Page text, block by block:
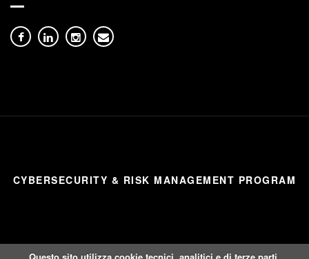
CYBERSECURITY & RISK MANAGEMENT PROGRAM
Questo sito utilizza cookie tecnici, analitici e di terze parti.